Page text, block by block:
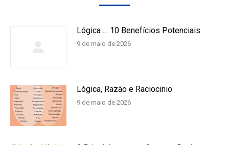
Lógica … 10 Benefícios Potenciais
9 de maio de 2026
Lógica, Razão e Raciocinio
9 de maio de 2026